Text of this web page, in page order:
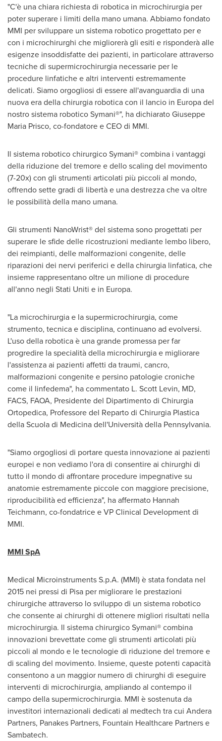
"C'è una chiara richiesta di robotica in microchirurgia per
poter superare i limiti della mano umana. Abbiamo fondato
MMI per sviluppare un sistema robotico progettato per e
con i microchirurghi che migliorerà gli esiti e risponderà alle
esigenze insoddisfatte dei pazienti, in particolare attraverso
tecniche di supermicrochirurgia necessarie per le
procedure linfatiche e altri interventi estremamente
delicati. Siamo orgogliosi di essere all'avanguardia di una
nuova era della chirurgia robotica con il lancio in Europa del
nostro sistema robotico Symani®", ha dichiaratoGiuseppe
Maria Prisco, co-fondatore e CEOdi MMI.
Il sistema robotico chirurgico Symani® combina i vantaggi
della riduzione del tremore e dello scaling del movimento
(7-20x) con gli strumenti articolati più piccoli al mondo,
offrendo sette gradi di libertà e una destrezza che va oltre
le possibilità della mano umana.
Gli strumenti NanoWrist® del sistema sono progettati per
superare le sfide delle ricostruzioni mediante lembo libero,
dei reimpianti, delle malformazioni congenite, delle
riparazioni dei nervi periferici e della chirurgia linfatica, che
insieme rappresentano oltre un milione di procedure
all'anno negli Stati Uniti e in Europa.
"La microchirurgia e la supermicrochirurgia, come
strumento, tecnica e disciplina, continuano ad evolversi.
L'uso della robotica è una grande promessa per far
progredire la specialità della microchirurgia e migliorare
l'assistenza ai pazienti affetti da traumi, cancro,
malformazioni congenite e persino patologie croniche
come il linfedema", ha commentato L. Scott Levin, MD,
FACS, FAOA, Presidente del Dipartimento di Chirurgia
Ortopedica, Professore del Reparto di Chirurgia Plastica
della Scuola di Medicina dell'Università della Pennsylvania.
"Siamo orgogliosi di portare questa innovazione ai pazienti
europei e non vediamo l'ora di consentire ai chirurghi di
tutto il mondo di affrontare procedure impegnative su
anatomie estremamente piccole con maggiore precisione,
riproducibilità ed efficienza", ha affermato Hannah
Teichmann, co-fondatrice e VP Clinical Development di
MMI.
MMI SpA
Medical Microinstruments S.p.A. (MMI) è stata fondata nel
2015 nei pressi di Pisa per migliorare le prestazioni
chirurgiche attraverso lo sviluppo di un sistema robotico
che consente ai chirurghi di ottenere migliori risultati nella
microchirurgia. Il sistema chirurgico Symani® combina
innovazioni brevettate come gli strumenti articolati più
piccoli al mondo e le tecnologie di riduzione del tremore e
di scaling del movimento. Insieme, queste potenti capacità
consentono a un maggior numero di chirurghi di eseguire
interventi di microchirurgia, ampliando al contempo il
campo della supermicrochirurgia. MMI è sostenuta da
investitori internazionali dedicati al medtech tra cui Andera
Partners, Panakes Partners, Fountain Healthcare Partners e
Sambatech.